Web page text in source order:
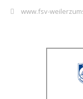
www.fsv-